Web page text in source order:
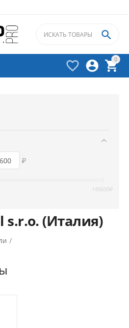
0




₽
145600₽
s.r.o. (Италия)
/